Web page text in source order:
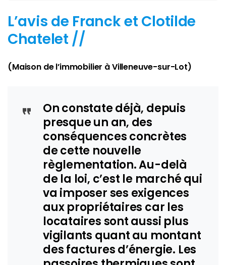
L’avis de Franck et Clotilde
Chatelet //
(Maison de l’immobilier à Villeneuve-sur-Lot)
On constate déjà, depuis
presque un an, des
conséquences concrètes
de cette nouvelle
règlementation. Au-delà
de la loi, c’est le marché qui
va imposer ses exigences
aux propriétaires car les
locataires sont aussi plus
vigilants quant au montant
des factures d’énergie. Les